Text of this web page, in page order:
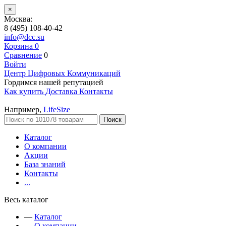
×
Москва:
8 (495) 108-40-42
info@dcc.su
Корзина 0
Сравнение 0
Войти
Центр Цифровых Коммуникаций
Гордимся нашей репутацией
Как купить Доставка Контакты
Например, LifeSize
Поиск
Каталог
О компании
Акции
База знаний
Контакты
...
Весь каталог
— Каталог